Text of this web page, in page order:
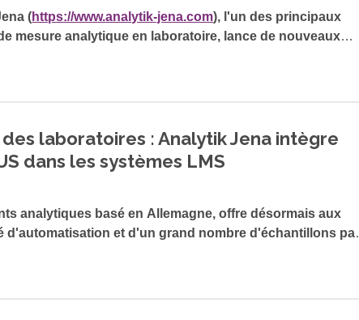
(https://www.analytik-jena.com), l'un des principaux
mesure analytique en laboratoire, lance de nouveaux
laboratoires : Analytik Jena intègre
dans les systèmes LMS
analytiques basé en Allemagne, offre désormais aux
d'automatisation et d'un grand nombre d'échantillons par